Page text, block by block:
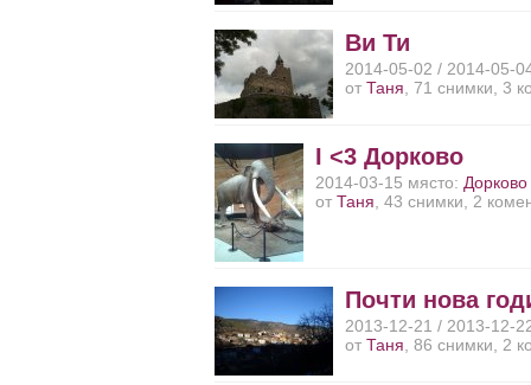
Ви Ти
2014-05-02 / 2014-05-
отТаня , 71 снимки, 3
I <3 Дорково
2014-03-15 място: Дорково
отТаня , 43 снимки, 2
Почти нова
2013-12-21 / 2013-12-
отТаня , 86 снимки, 2